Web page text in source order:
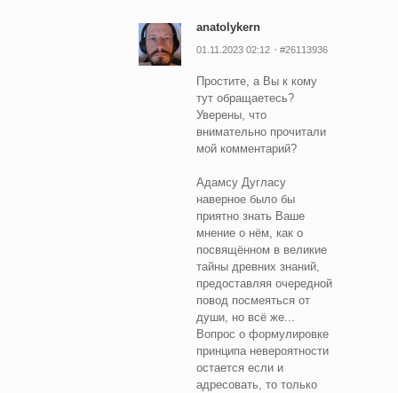
anatolykern
01.11.2023 02:12 #26113936
Простите, а Вы к кому
тут обращаетесь?
Уверены, что
внимательно прочитали
мой комментарий?
Адамсу Дугласу
наверное было бы
приятно знать Ваше
мнение о нём, как о
посвящённом в великие
тайны древних знаний,
предоставляя очередной
повод посмеяться от
души, но всё же...
Вопрос о формулировке
принципа невероятности
остается если и
адресовать, то только